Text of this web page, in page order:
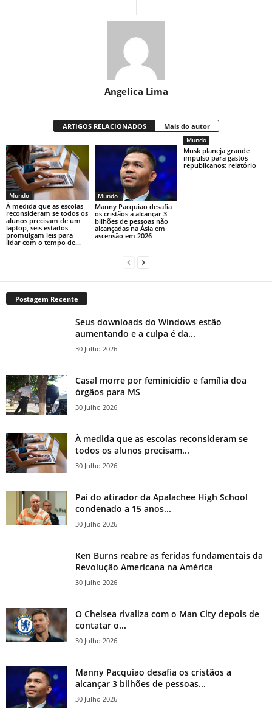
Angelica Lima
ARTIGOS RELACIONADOS Mais do autor
Mundo
À medida que as escolas
reconsideram se todos os
alunos precisam de um
laptop, seis estados
promulgam leis para
lidar com o tempo de...
Mundo
Manny Pacquiao desafia
os cristãos a alcançar 3
bilhões de pessoas não
alcançadas na Ásia em
ascensão em 2026
Mundo
Musk planeja grande
impulso para gastos
republicanos: relatório
Postagem Recente
Seus downloads do Windows estão
aumentando e a culpa é da...
30 Julho 2026
Casal morre por feminicídio e família doa
órgãos para MS
30 Julho 2026
À medida que as escolas reconsideram se
todos os alunos precisam...
30 Julho 2026
Pai do atirador da Apalachee High School
condenado a 15 anos...
30 Julho 2026
Ken Burns reabre as feridas fundamentais da
Revolução Americana na América
30 Julho 2026
O Chelsea rivaliza com o Man City depois de
contatar o...
30 Julho 2026
Manny Pacquiao desafia os cristãos a
alcançar 3 bilhões de pessoas...
30 Julho 2026